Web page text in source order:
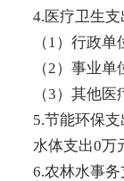
4.医疗卫生
（1）行政
（2）事业
（3）其他
5.节能环保
水体支出0万
6.农林水事